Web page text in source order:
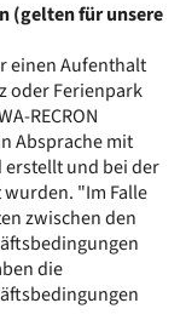
(gelten für unsere
einen Aufenthalt
oder Ferienpark
RECRON
Absprache mit
erstellt und bei der
"Im Falle
zwischen den
die